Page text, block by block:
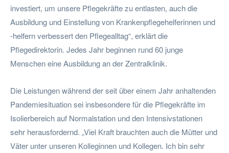
investiert, um unsere Pflegekräfte zu entlasten, auch die
Ausbildung und Einstellung von Krankenpflegehelferinnen und
-helfern verbessert den Pflegealltag“, erklärt die
Pflegedirektorin. Jedes Jahr beginnen rund 60 junge
Menschen eine Ausbildung an der Zentralklinik.
Die Leistungen während der seit über einem Jahr anhaltenden
Pandemiesituation sei insbesondere für die Pflegekräfte im
Isolierbereich auf Normalstation und den Intensivstationen
sehr herausfordernd. „Viel Kraft brauchten auch die Mütter und
Väter unter unseren Kolleginnen und Kollegen. Ich bin sehr